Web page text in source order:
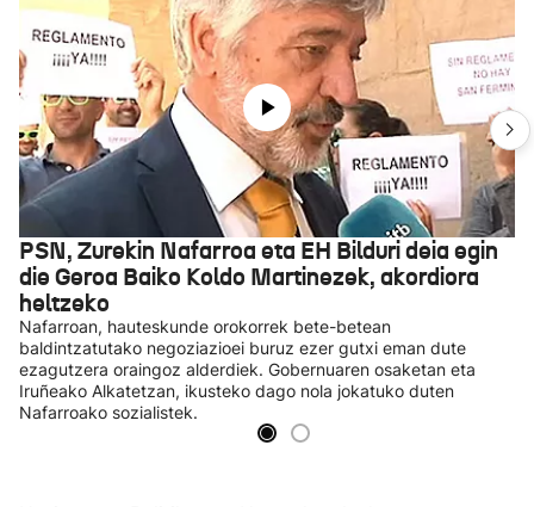
PSN, Zurekin Nafarroa eta EH Bilduri deia egin
die Geroa Baiko Koldo Martinezek, akordiora
heltzeko
Nafarroan, hauteskunde orokorrek bete-betean
baldintzatutako negoziazioei buruz ezer gutxi eman dute
ezagutzera oraingoz alderdiek. Gobernuaren osaketan eta
Iruñeako Alkatetzan, ikusteko dago nola jokatuko duten
Nafarroako sozialistek.